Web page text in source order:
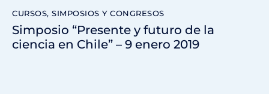
CURSOS, SIMPOSIOS Y CONGRESOS
Simposio “Presente y futuro de la
ciencia en Chile” – 9 enero 2019